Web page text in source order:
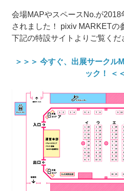
会場MAPやスペースNo.が2018
されました！ pixiv MARKETの
下記の特設サイトよりご覧くだ
＞＞＞ 今すぐ、出展サークル
ック！ ＜